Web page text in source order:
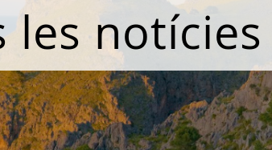
les notícies